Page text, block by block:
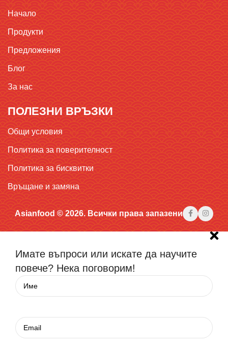
Начало
Продукти
Предложения
Блог
За нас
ПОЛЕЗНИ ВРЪЗКИ
Общи условия
Политика за поверителност
Политика за бисквитки
Връщане и замяна
Asianfood © 2026. Всички права запазени
Имате въпроси или искате да научите
повече? Нека поговорим!